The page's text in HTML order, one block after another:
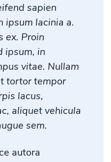
sapien
ipsum lacinia a.
ex. Proin
ipsum, in
vitae. Nullam
tortor tempor
lacus,
aliquet vehicula
sem.
autora